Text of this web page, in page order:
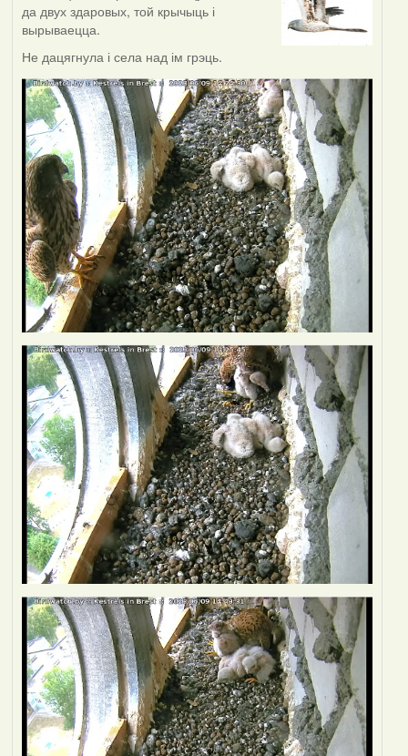
да двух здаровых, той крычыць і
вырываецца.
Не дацягнула і села над ім грэць.